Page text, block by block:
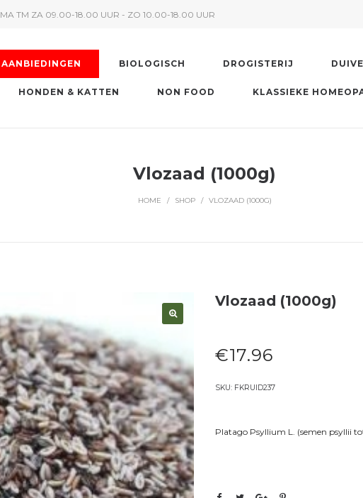
MA TM ZA 09.00-18.00 UUR - ZO 10.00-18.00 UUR
AANBIEDINGEN BIOLOGISCH DROGISTERIJ
HONDEN & KATTEN NON FOOD KLASSIEKE
Vlozaad (1000g)
HOME / SHOP / VLOZAAD (1000G)
Vlozaad (1000g)
€17.96
SKU: FKRUID237
Platago Psyllium L. (semen psyllii